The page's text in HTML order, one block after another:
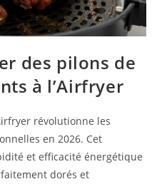
des pilons de
à l’Airfryer
révolutionne les
en 2026. Cet
et efficacité énergétique
dorés et